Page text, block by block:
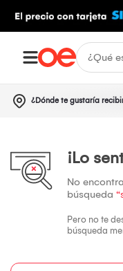
¿Dónde te gustaría
¡Lo
No
búsqueda
Pero no te
búsqueda